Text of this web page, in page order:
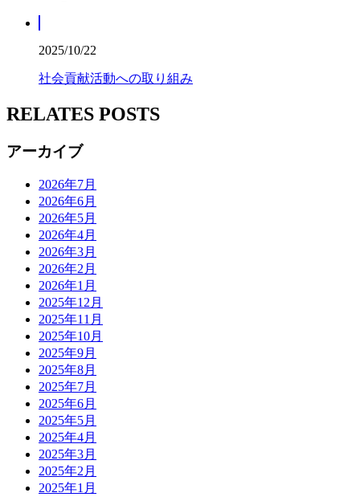
2025/10/22
社会貢献活動への取り組み
RELATES POSTS
アーカイブ
2026年7月
2026年6月
2026年5月
2026年4月
2026年3月
2026年2月
2026年1月
2025年12月
2025年11月
2025年10月
2025年9月
2025年8月
2025年7月
2025年6月
2025年5月
2025年4月
2025年3月
2025年2月
2025年1月